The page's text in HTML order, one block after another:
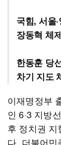
국힘, 서울
장동혁 체
한동훈 당
차기 지도
이재명정부
인 6·3 지방
후 정치권
다. 더불어